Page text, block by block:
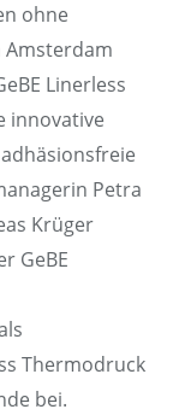
ohne
Amsterdam
Linerless
innovative
Petra
Krüger
GeBE
Thermodruck
bei.